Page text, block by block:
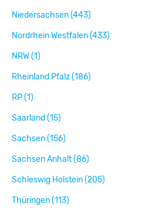
Niedersachsen (443)
Nordrhein Westfalen (433)
NRW (1)
Rheinland Pfalz (186)
RP (1)
Saarland (15)
Sachsen (156)
Sachsen Anhalt (86)
Schleswig Holstein (205)
Thüringen (113)